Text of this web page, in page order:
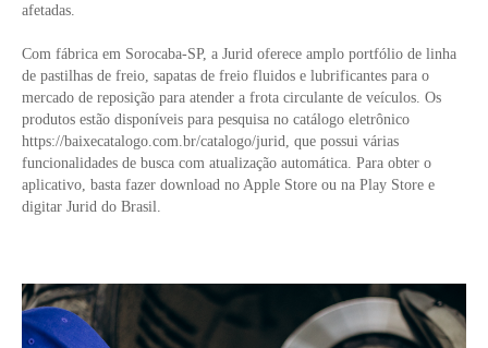
afetadas.
Com fábrica em Sorocaba-SP, a Jurid oferece amplo portfólio de linha
de pastilhas de freio, sapatas de freio fluidos e lubrificantes para o
mercado de reposição para atender a frota circulante de veículos. Os
produtos estão disponíveis para pesquisa no catálogo eletrônico
https://baixecatalogo.com.br/catalogo/jurid
, que possui várias
funcionalidades de busca com atualização automática. Para obter o
aplicativo, basta fazer download no Apple Store ou na Play Store e
digitar Jurid do Brasil.